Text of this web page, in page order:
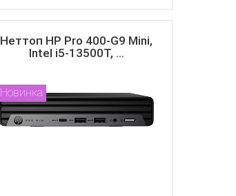
Неттоп HP Pro 400-G9 Mini,
Intel i5-13500T, ...
Новинка